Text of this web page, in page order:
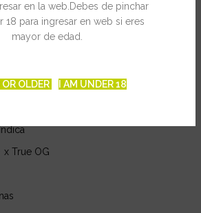
en la web.Debes de pinchar
18 para ingresar en web si eres
mayor de edad.
OR OLDER I AM UNDER 18
con alta tolerancia al cannabis,
cuerpo y la mente a la vez que elimina
True OG